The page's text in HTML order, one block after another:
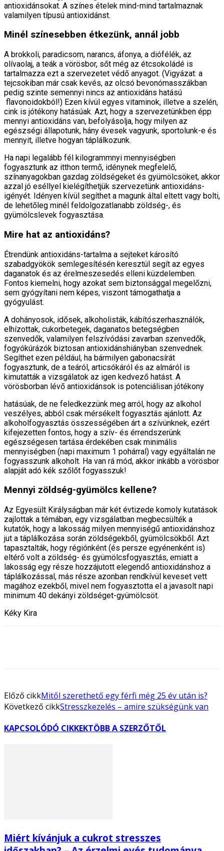
antioxidánsokat. A színes ételek mind-mind tartalmaznak
valamilyen típusú antioxidánst.
Minél színesebben étkezünk, annál jobb
A brokkoli, paradicsom, narancs, áfonya, a diófélék, az
olívaolaj, a teák a vörösbor, sőt még az étcsokoládé is
tartalmazza ezt a szervezetet védő anyagot. (Vigyázat: a
tejcsokiban már csak kevés, az olcsó bevonómasszákban
pedig szinte semennyi nincs az antioxidáns hatású
flavonoidokból!) Ezen kívül egyes vitaminok, illetve a szelén,
cink is jótékony hatásúak. Azt, hogy a szervezetünkben épp
mennyi antioxidáns van, befolyásolja, hogy milyen az
egészségi állapotunk, hány évesek vagyunk, sportolunk-e és
mennyit, illetve hogyan táplálkozunk.
Ha napi legalább fél kilogrammnyi mennyiségben
fogyasztunk az itthon termő, idénynek megfelelő,
színanyagokban gazdag zöldségeket és gyümölcsöket, akkor
azzal jó eséllyel kielégíthetjük szervezetünk antioxidáns-
igényét. Idényen kívül segíthet a magunk által eltett vagy bolti,
de lehetőleg minél feldolgozatlanabb zöldség-, és
gyümölcslevek fogyasztása.
Mire hat az antioxidáns?
Étrendünk antioxidáns-tartalma a sejteket károsító
szabadgyökök semlegesítésén keresztül segít az egyes
daganatok és az érelmeszesedés elleni küzdelemben.
Fontos kiemelni, hogy azokat sem biztonsággal megelőzni,
sem gyógyítani nem képes, viszont támogathatja a
gyógyulást.
A dohányosok, idősek, alkoholisták, kábítószerhasználók,
elhízottak, cukorbetegek, daganatos betegségben
szenvedők, valamilyen felszívódási zavarban szenvedők,
fogyókúrázók biztosan antioxidánshiányban szenvednek.
Segíthet ezen például, ha bármilyen gabonacsírát
fogyasztunk, de a teáról, articsókáról és az almáról is
kimutatták a vizsgálatok az igen kedvező hatást. A
vörösborban lévő antioxidánsok is potenciálisan jótékony
hatásúak, de ne feledkezzünk meg arról, hogy az alkohol
veszélyes, abból csak mérsékelt fogyasztás ajánlott. Az
alkoholfogyasztás összességében árt a szívünknek, ezért
kifejezetten fontos, hogy a szív- és érrendszerünk
egészségesen tartása érdekében csak minimális
mennyiségben (napi maximum 1 pohárral) vagy egyáltalán ne
fogyasszunk alkoholt. Ha van rá mód, akkor inkább a vörösbor
alapját adó kék szőlőt fogyasszuk!
Mennyi zöldség-gyümölcs kellene?
Az Egyesült Királyságban már két évtizede komoly kutatások
zajlottak a témában, egy vizsgálatban megbecsülték a
kutatók, hogy a lakosság milyen mennyiségű antioxidánshoz
jut a táplálkozása során zöldségekből, gyümölcsökből. Azt
tapasztalták, hogy régiónként (és persze egyénenként is)
eltérő volt a zöldség- és gyümölcsfogyasztás, emiatt a
lakosság egy része hozzájutott elegendő antioxidánshoz a
táplálkozással, más része azonban rendkívül keveset vett
magához ezekből, mivel nem fogyasztotta el a javasolt napi
minimum 40 dekányi zöldséget-gyümölcsöt.
Kéky Kira
Előző cikkMitől szerethető egy férfi még 25 év után is?
Következő cikkStresszkezelés – amire szükségünk van
KAPCSOLÓDÓ CIKKEKTÖBB A SZERZŐTŐL
Miért kívánjuk a cukrot stresszes